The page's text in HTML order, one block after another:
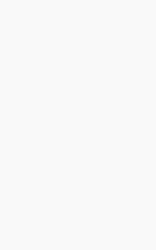
own and third-party cookies to
related to your
give your consent to its use,